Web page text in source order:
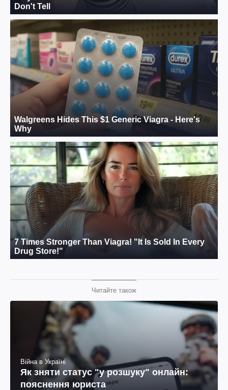
Читайте також
Війна в Україні
Як зняти статус "у розшуку" онлайн:
пояснення юриста